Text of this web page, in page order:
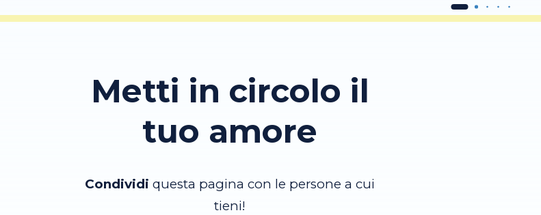
Metti in circolo il
tuo amore
Condividi questa pagina con le persone a cui
tieni!